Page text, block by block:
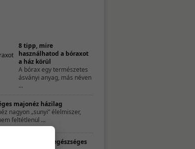
8 tipp, mire
használhatod a bóraxot
a ház körül
A bórax egy természetes
ásványi anyag, más néven
...
majonéz házilag
nagyon „sunyi” élelmiszer,
feltétlenül ...
– Te mennyire élsz egészséges